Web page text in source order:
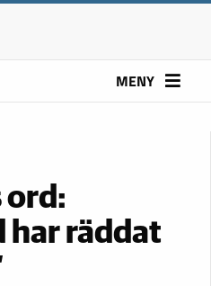
MENY
ord:
har räddat